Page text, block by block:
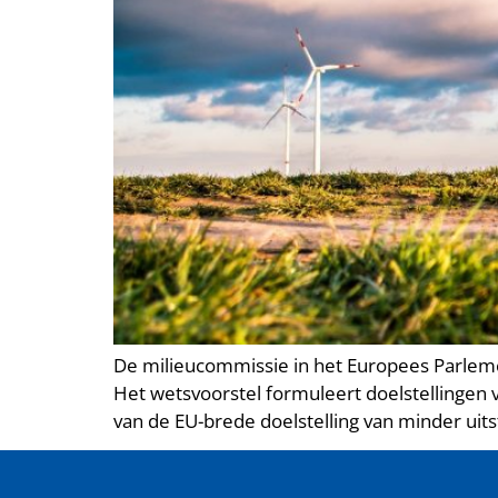
De milieucommissie in het Europees
Het wetsvoorstel formuleert doelstellingen
van de EU-brede doelstelling van minder